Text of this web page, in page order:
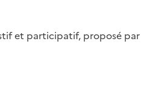
et participatif, proposé par